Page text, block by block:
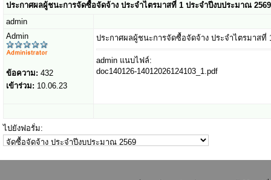
ประกาศผลผู้ชนะการจัดซื้อจัดจ้าง ประจำไตรมาสที่ 1 ประจำปีงบประมาณ 2569
admin
Admin
ข้อความ: 432
เข้าร่วม: 10.06.23
ประกาศผลผู้ชนะการจัดซื้อจัดจ้าง ประจำไตรมาสที่
admin แนบไฟล์:
doc140126-14012026124103_1.pdf
ไปยังฟอรั่ม: